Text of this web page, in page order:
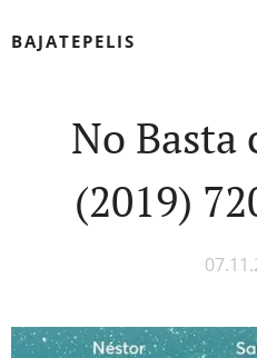
BAJATEPELIS
No Basta
(2019)